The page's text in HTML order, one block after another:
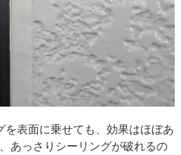
表面に乗せても、効果はほぼあ
あっさりシーリングが破れるの